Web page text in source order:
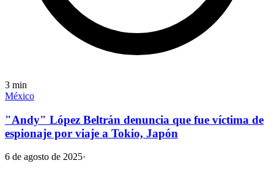
3 min
México
"Andy" López Beltrán denuncia que fue víctima de
espionaje por viaje a Tokio, Japón
6 de agosto de 2025·